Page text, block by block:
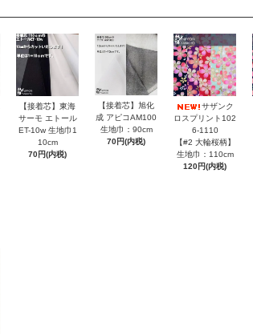
【接着芯】東海
サーモ エトール
ET-10w 生地巾1
10cm
70円(内税)
【接着芯】旭化
成 アピコAM100
生地巾：90cm
70円(内税)
サザンク
ロスプリント102
6-1110
【#2 大輪桜柄】
生地巾：110cm
120円(内税)